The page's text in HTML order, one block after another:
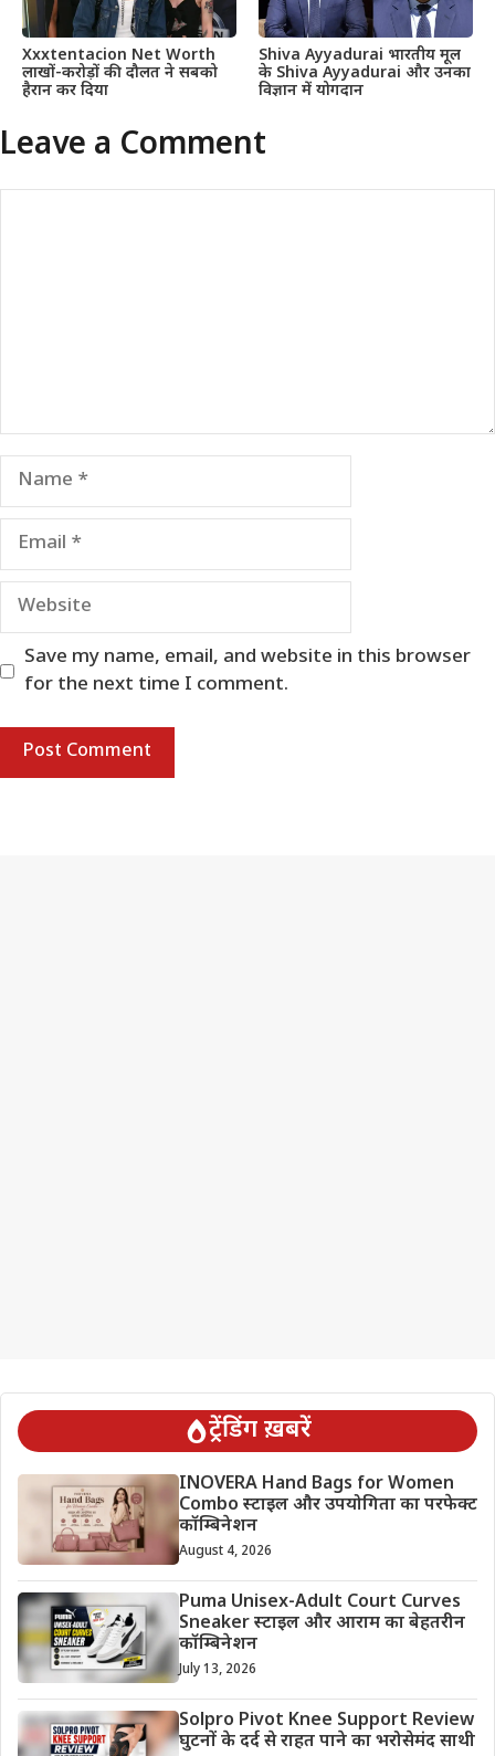
Xxxtentacion Net Worth
लाखों-करोड़ों की दौलत ने सबको
हैरान कर दिया
Shiva Ayyadurai भारतीय मूल
के Shiva Ayyadurai और उनका
विज्ञान में योगदान
Leave a Comment
Name
Email
Website
Save my name, email, and website in this browser
for the next time I comment.
ट्रेंडिंग ख़बरें
INOVERA Hand Bags for Women
Combo स्टाइल और उपयोगिता का परफेक्ट
कॉम्बिनेशन
August 4, 2026
Puma Unisex-Adult Court Curves
Sneaker स्टाइल और आराम का बेहतरीन
कॉम्बिनेशन
July 13, 2026
Solpro Pivot Knee Support Review
घुटनों के दर्द से राहत पाने का भरोसेमंद साथी